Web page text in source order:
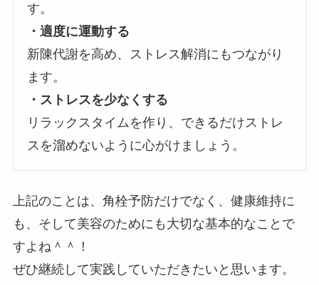
す。
・適度に運動する
新陳代謝を高め、ストレス解消にもつながり
ます。
・ストレスを少なくする
リラックスタイムを作り、できるだけストレ
スを溜めないように心がけましょう。
上記のことは、角栓予防だけでなく、健康維持に
も、そして美容のためにも大切な基本的なことで
すよね＾＾！
ぜひ継続して実践していただきたいと思います。